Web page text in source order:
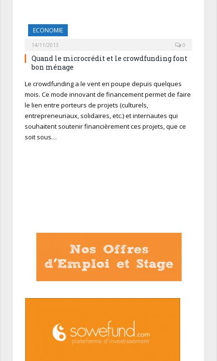
ECONOMIE
14/11/2013 0
Quand le microcrédit et le crowdfunding font
bon ménage
Le crowdfunding a le vent en poupe depuis quelques
mois. Ce mode innovant de financement permet de faire
le lien entre porteurs de projets (culturels,
entrepreneuriaux, solidaires, etc.) et internautes qui
souhaitent soutenir financièrement ces projets, que ce
soit sous…